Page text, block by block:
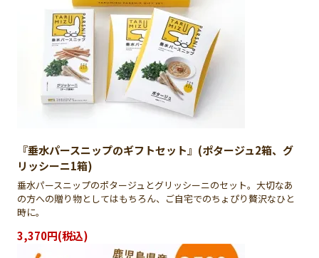
『垂水パースニップのギフトセット』(ポタージュ2箱、グ
リッシーニ1箱)
垂水パースニップのポタージュとグリッシーニのセット。大切なあ
の方への贈り物としてはもちろん、ご自宅でのちょぴり贅沢なひと
時に。
3,370円(税込)